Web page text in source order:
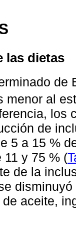
las dietas
de
menor al
los
de
5 a 15 %
11 y 75 % (
de la
aceite,